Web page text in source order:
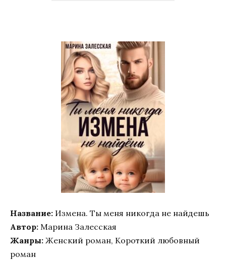
Название: Измена. Ты меня никогда не найдешь
Автор: Марина Залесская
Жанры: Женский роман, Короткий любовный
роман